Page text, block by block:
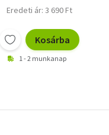
Eredeti ár: 3 690 Ft
Kosárba
1 - 2 munkanap